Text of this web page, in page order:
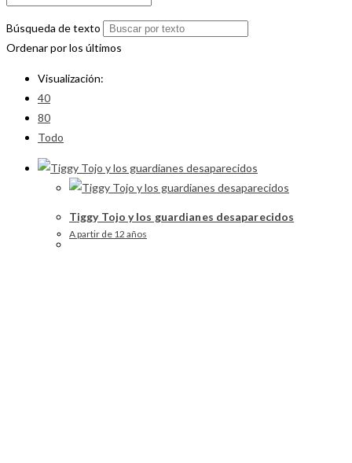
Búsqueda de texto
Ordenar por los últimos
Visualización:
40
80
Todo
Tiggy Tojo y los guardianes desaparecidos
A partir de 12 años